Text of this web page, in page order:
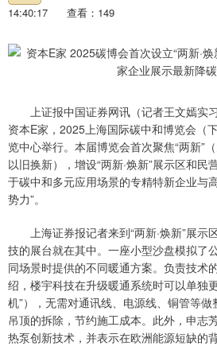
14:40:17
查看：149
上证报中国证券网讯（记者王文嫣实
资本E家，2025上海国际碳中和博览会（
览中心举行。本届博览会首次聚焦“两新”
以旧换新），增设“两新·焕新”展示区和民
于碳中和多元应用场景的专精特新企业与
势力”。
上海证券报记者来到“两新·焕新”展示
技的展台就在其中。一座小型沙盘模拟了
同场景时提供的不同暖通方案。负责技术
绍，楼宇科技在升级暖通系统时可以单独
机”），无需对通讯线、电源线、铜管等
吊顶的拆除，节约施工成本。此外，申志
热泵创新技术，并表示在欧洲能源短缺的